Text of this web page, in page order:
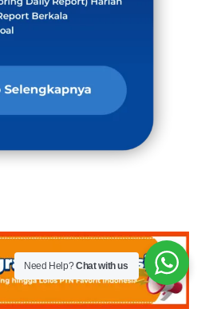
Need Help?Chat with us